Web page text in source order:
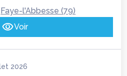
Faye-l'Abbesse (79)
Voir
2026